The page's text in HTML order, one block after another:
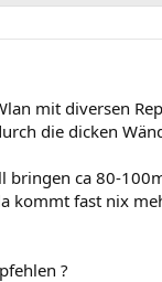
mit diversen
die dicken
bringen ca 80-
kommt fast nix
?